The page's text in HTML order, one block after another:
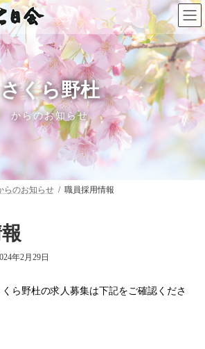
さくら野杜
からのお知らせ
職員採用情報
年2月29日
ら野杜の求人募集は下記をご確認くださ